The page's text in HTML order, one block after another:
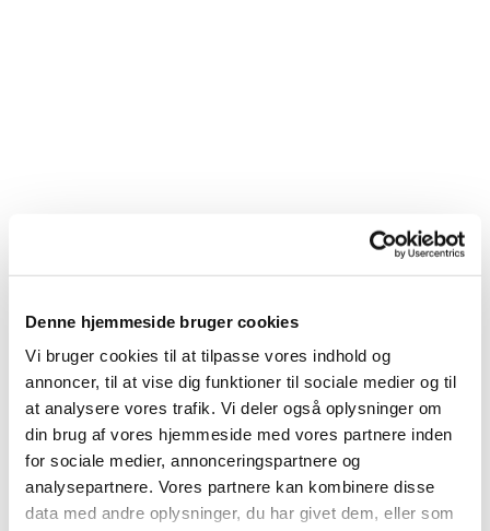
Denne hjemmeside bruger cookies
Vi bruger cookies til at tilpasse vores indhold og
annoncer, til at vise dig funktioner til sociale medier og til
at analysere vores trafik. Vi deler også oplysninger om
din brug af vores hjemmeside med vores partnere inden
for sociale medier, annonceringspartnere og
analysepartnere. Vores partnere kan kombinere disse
data med andre oplysninger, du har givet dem, eller som
Du vil måske også kunne lide...